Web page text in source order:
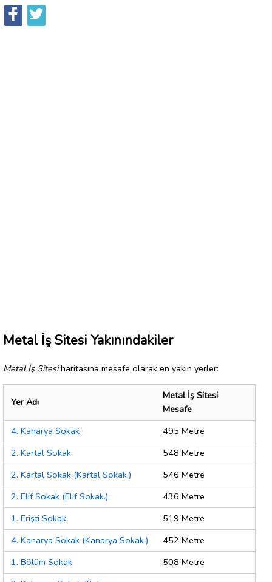
Metal İş Sitesi Yakınındakiler
Metal İş Sitesiharitasına mesafe olarak en yakın yerler:
Yer Adı
Metal İş Sitesi
Mesafe
4. Kanarya Sokak
495 Metre
2. Kartal Sokak
548 Metre
2. Kartal Sokak (Kartal Sokak.)
546 Metre
2. Elif Sokak (Elif Sokak.)
436 Metre
1. Erişti Sokak
519 Metre
4. Kanarya Sokak (Kanarya Sokak.)
452 Metre
1. Bölüm Sokak
508 Metre